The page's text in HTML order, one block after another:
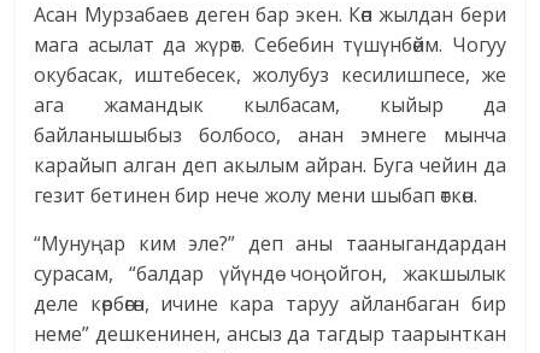
Асан Мурзабаев деген бар экен. Көп жылдан бери
мага асылат да жүрөт. Себебин түшүнбөйм. Чогуу
окубасак, иштебесек, жолубуз кесилишпесе, же
ага жамандык кылбасам, кыйыр да
байланышыбыз болбосо, анан эмнеге мынча
карайып алган деп акылым айран. Буга чейин да
гезит бетинен бир нече жолу мени шыбап өткөн.
“Мунуңар ким эле?” деп аны тааныгандардан
сурасам, “балдар үйүндө чоңойгон, жакшылык
деле көрбөгөн, ичине кара таруу айланбаган бир
неме” дешкенинен, ансыз да тагдыр таарынткан